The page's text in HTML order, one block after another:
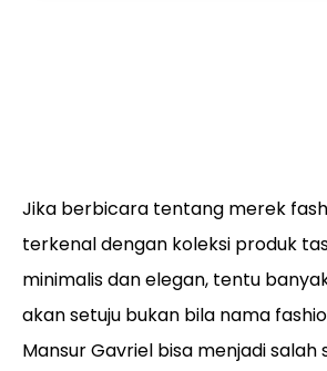
Jika berbicara tentang merek
terkenal dengan koleksi produk
minimalis dan elegan, tentu
akan setuju bukan bila nama
Mansur Gavriel bisa menjadi salah